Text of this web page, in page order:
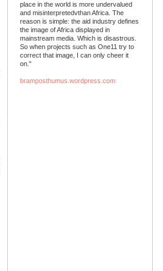
place in the world is more undervalued
and misinterpretedvthan Africa. The
reason is simple: the aid industry defines
the image of Africa displayed in
mainstream media. Which is disastrous.
So when projects such as One11 try to
correct that image, I can only cheer it
on."
bramposthumus.wordpress.com